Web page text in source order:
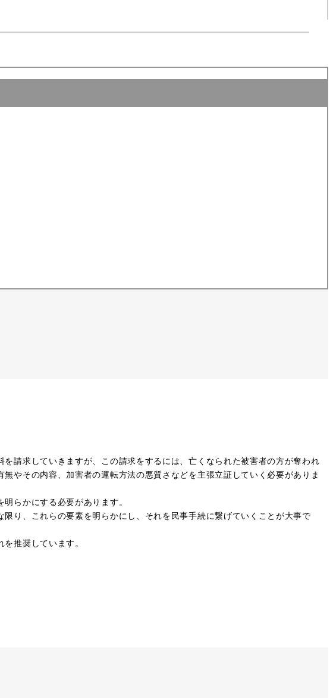
請求していきますが、この請求をするには、亡くなられた被害者の方が奪われ
やその内容、加害者の運転方法の悪質さなどを主張立証していく必要がありま
らかにする必要があります。
り、これらの要素を明らかにし、それを民事手続に繋げていくことが大事で
推奨しています。